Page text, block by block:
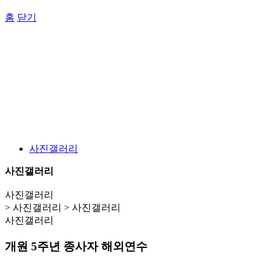
홈 닫기
사진갤러리
사진갤러리
사진갤러리
> 사진갤러리 > 사진갤러리
사진갤러리
개원 5주년 종사자 해외연수